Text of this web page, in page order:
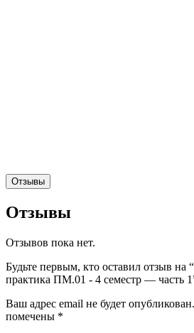
Отзывы
Отзывы
Отзывов пока нет.
Будьте первым, кто оставил отзыв на
практика ПМ.01 - 4 семестр — часть
Ваш адрес email не будет опубликован.
помечены *